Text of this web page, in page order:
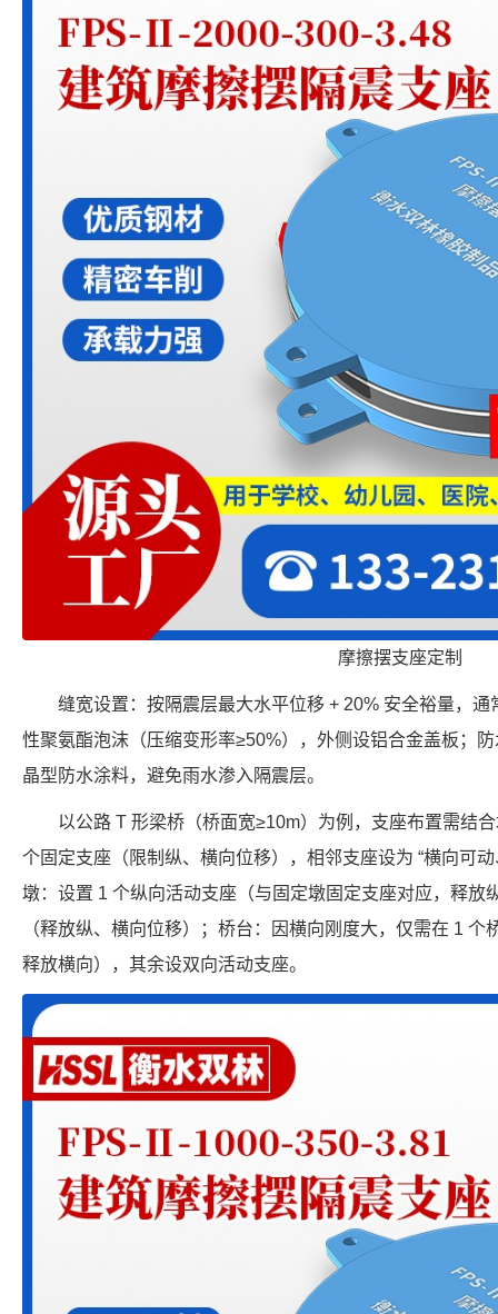
摩擦摆支座定制
缝宽设置：按隔震层最大水平位移 + 20% 安全裕量，
性聚氨酯泡沫（压缩变形率≥50%），外侧设铝合金盖板；
晶型防水涂料，避免雨水渗入隔震层。
以公路 T 形梁桥（桥面宽≥10m）为例，支座布置需结
个固定支座（限制纵、横向位移），相邻支座设为 “横向可
墩：设置 1 个纵向活动支座（与固定墩固定支座对应，释放
（释放纵、横向位移）；桥台：因横向刚度大，仅需在 1
释放横向），其余设双向活动支座。